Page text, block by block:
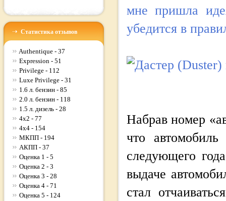
Статистика отзывов
Authentique - 37
Expression - 51
Privilege - 112
Luxe Privilege - 31
1.6 л. бензин - 85
2.0 л. бензин - 118
1.5 л. дизель - 28
4x2 - 77
4x4 - 154
МКПП - 194
АКПП - 37
Оценка 1 - 5
Оценка 2 - 3
Оценка 3 - 28
Оценка 4 - 71
Оценка 5 - 124
мне пришла
убедится в
Набрав номер
что
следующего
выдаче
стал